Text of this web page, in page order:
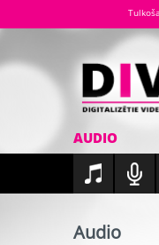
AUDIO
Audio